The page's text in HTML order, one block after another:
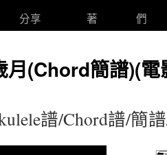
分享
著
們
月(Chord簡譜)(
譜/Chord譜/簡